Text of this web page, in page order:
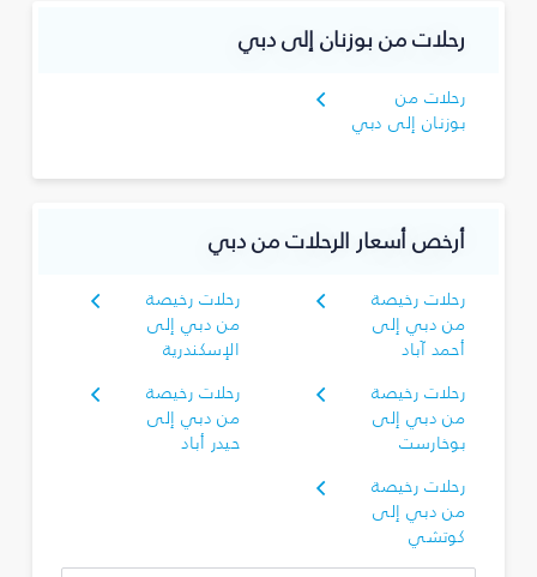
رحلات من بوزنان إلى دبي
رحلات من
بوزنان إلى دبي
أرخص أسعار الرحلات من دبي
رحلات رخيصة
من دبي إلى
أحمد آباد
رحلات رخيصة
من دبي إلى
الإسكندرية
رحلات رخيصة
من دبي إلى
بوخارست
رحلات رخيصة
من دبي إلى
حيدر أباد
رحلات رخيصة
من دبي إلى
كوتشي